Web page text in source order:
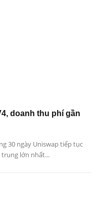
doanh thu phí gần
30 ngày Uniswap tiếp tục
lớn nhất...